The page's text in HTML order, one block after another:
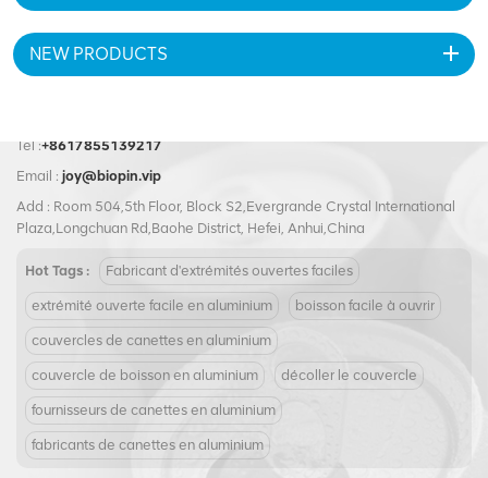
NEW PRODUCTS
Tel :+8617855139217
Email : joy@biopin.vip
Add : Room 504,5th Floor, Block S2,Evergrande Crystal International
Plaza,Longchuan Rd,Baohe District, Hefei, Anhui,China
Hot Tags : Fabricant d'extrémités ouvertes faciles
extrémité ouverte facile en aluminium boisson facile à ouvrir
couvercles de canettes en aluminium
couvercle de boisson en aluminium décoller le couvercle
fournisseurs de canettes en aluminium
fabricants de canettes en aluminium